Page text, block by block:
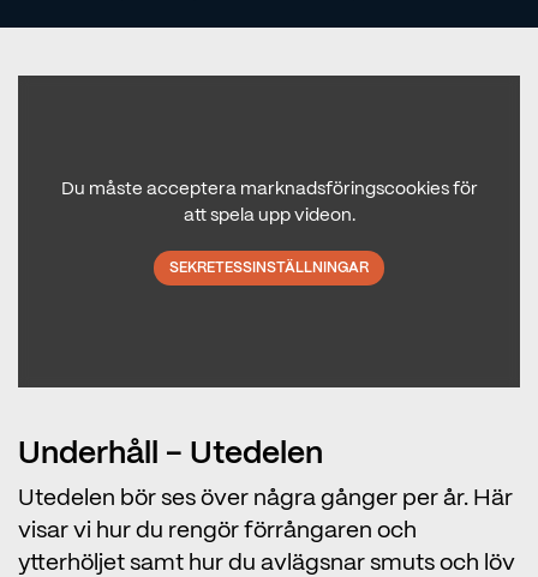
Du måste acceptera marknadsföringscookies för
att spela upp videon.
SEKRETESSINSTÄLLNINGAR
Underhåll - Utedelen
Utedelen bör ses över några gånger per år. Här
visar vi hur du rengör förrångaren och
ytterhöljet samt hur du avlägsnar smuts och löv